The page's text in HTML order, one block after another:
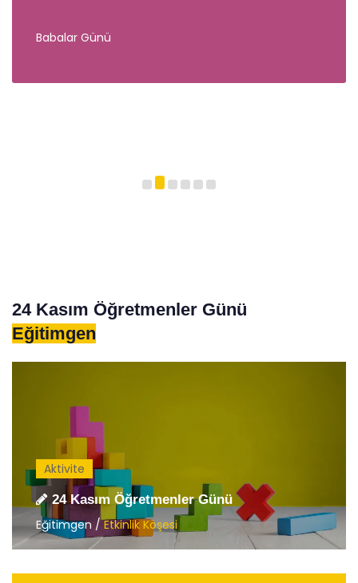
Babalar Günü
24 Kasım Öğretmenler Günü
Eğitimgen
Aktivite
24 Kasım Öğretmenler Günü
Eğitimgen /Etkinlik Köşesi